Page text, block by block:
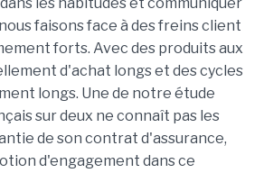
faisons face à des freins client
forts. Avec des produits aux
d'achat longs et des cycles
longs. Une de notre étude
sur deux ne connaît pas les
de son contrat d'assurance,
d'engagement dans ce